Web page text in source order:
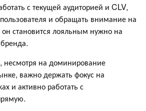
с текущей аудиторией и CLV,
и обращать внимание на
становится лояльным нужно на
несмотря на доминирование
важно держать фокус на
и активно работать с